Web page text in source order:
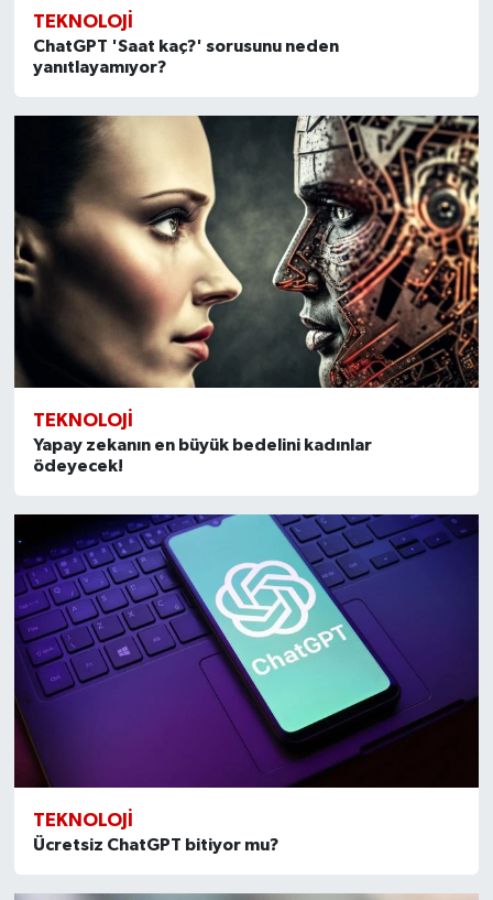
TEKNOLOJI
ChatGPT 'Saat kaç?' sorusunu neden
yanıtlayamıyor?
TEKNOLOJI
Yapay zekanın en büyük bedelini kadınlar
ödeyecek!
TEKNOLOJI
Ücretsiz ChatGPT bitiyor mu?